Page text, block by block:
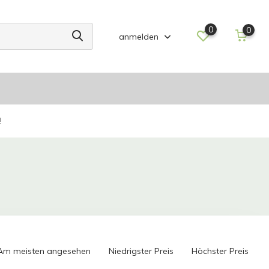
anmelden
0 0
meisten angesehen Niedrigster Preis Höchster Preis